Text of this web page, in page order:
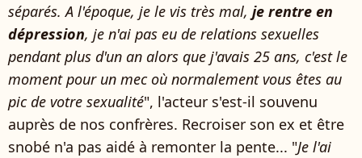
séparés. A l'époque, je le vis très mal, je rentre en
dépression, je n'ai pas eu de relations sexuelles
pendant plus d'un an alors que j'avais 25 ans, c'est le
moment pour un mec où normalement vous êtes au
pic de votre sexualité", l'acteur s'est-il souvenu
auprès de nos confrères. Recroiser son ex et être
snobé n'a pas aidé à remonter la pente... "Je l'ai